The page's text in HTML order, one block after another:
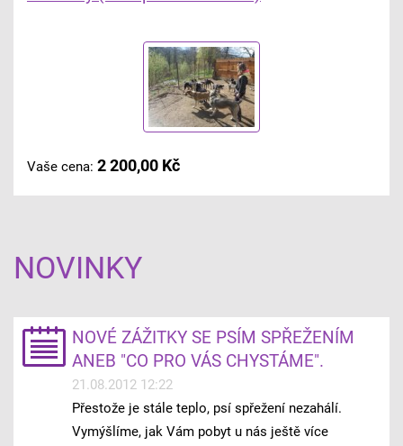
Vaše cena: 2 200,00 Kč
NOVINKY
NOVÉ ZÁŽITKY SE PSÍM SPŘEŽENÍM
ANEB "CO PRO VÁS CHYSTÁME".
21.08.2012 12:22
Přestože je stále teplo, psí spřežení nezahálí.
Vymýšlíme, jak Vám pobyt u nás ještě více